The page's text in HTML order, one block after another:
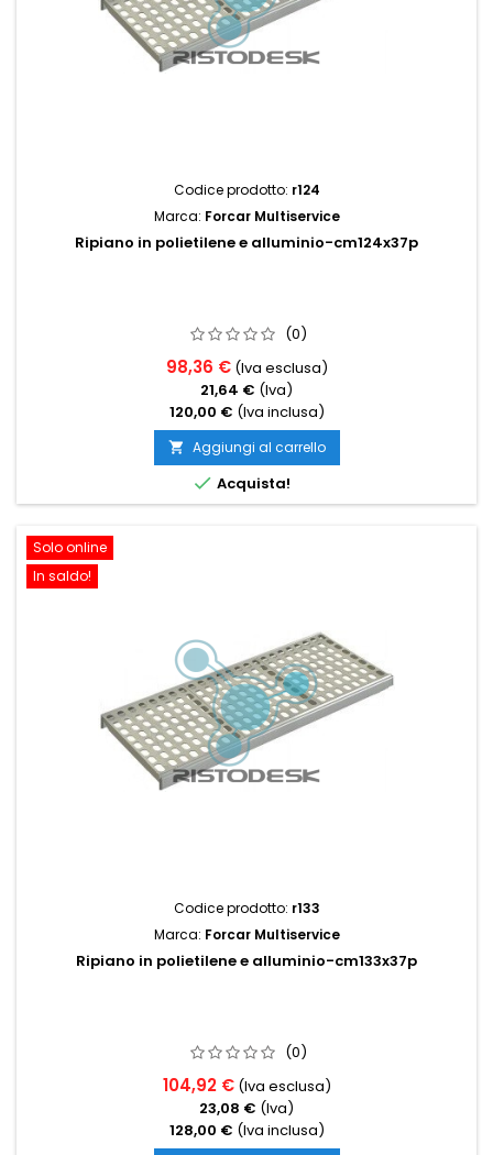
Codice prodotto: r124
Marca: Forcar Multiservice
Ripiano in polietilene e alluminio-cm124x37p
(0)
98,36 € (Iva esclusa)
21,64 € (Iva)
120,00 € (Iva inclusa)
 Aggiungi al carrello
 Acquista!
Solo online
In saldo!
Codice prodotto: r133
Marca: Forcar Multiservice
Ripiano in polietilene e alluminio-cm133x37p
(0)
104,92 € (Iva esclusa)
23,08 € (Iva)
128,00 € (Iva inclusa)